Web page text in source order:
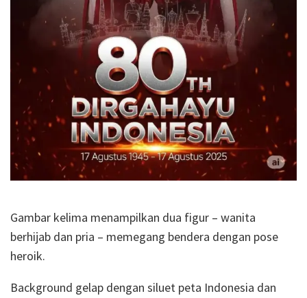
Gambar kelima menampilkan dua figur – wanita
berhijab dan pria – memegang bendera dengan pose
heroik.
Background gelap dengan siluet peta Indonesia dan